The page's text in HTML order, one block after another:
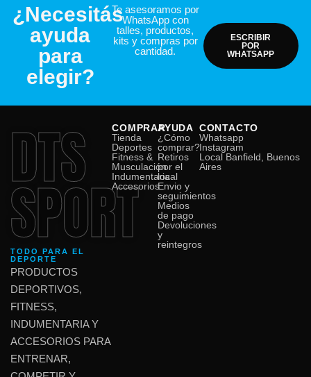
¿Necesitás
ayuda
para
elegir?
Te asesoramos por
WhatsApp con
talles, productos,
kits y compras por
cantidad.
ESCRIBIR
POR
WHATSAPP
DTS
SPORT
TODO PARA EL
DEPORTE
PRODUCTOS
DEPORTIVOS,
FITNESS,
INDUMENTARIA Y
ACCESORIOS PARA
ENTRENAR,
COMPRAR
Tienda
Deportes
Fitness &
Musculación
Indumentaria
Accesorios
AYUDA
¿Cómo
comprar?
Retiros
por el
local
Envio y
seguimientos
Medios
de pago
Devoluciones
y
reintegros
CONTACTO
Whatsapp
Instagram
Local Banfield, Buenos
Aires